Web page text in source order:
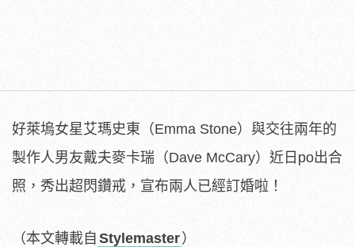
好萊塢女星艾瑪史東（Emma Stone）與交往兩年的
製作人男友戴夫麥卡瑞（Dave McCary）近日po出合
照，秀出超閃鑽戒，宣布兩人已經訂婚啦！
（本文轉載自 Stylemaster）